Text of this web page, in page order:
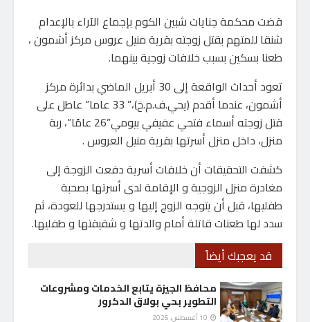
قضت محكمة جنايات شبين الكوم بإجماع الآراء بالإعدام
شنقا للمتهم بقتل زوجته بقرية منيل عروس مركز أشمون ،
طعنا بسكين بسبب خلافات زوجية بينهما.
تعود أحداث الواقعة إلى 30 أبريل الماضي بدائرة مركز
أشمون، عندما أقدم (يحي.ف.م.خ)،” 33 عاما” عاطل على
قتل زوجته أسماء فتحي عفيفي بيومي”26 عامًا”، ربة
منزل، داخل منزل أسرتها بقرية منيل العروس .
كشفت التحقيقات أن خلافات أسرية دفعت الزوجة إلى
مغادرة منزل الزوجية و الإقامة لدى أسرتها بصحبة
طفليها، قبل أن يتوجه الزوج إليها و يستدرجها للعودة، ثم
سدد لها طعنات قاتلة أمام والدتها و شقيقتها و طفليها.
قد يعجبك أيضاً
محافظ الجيزة يتابع الخدمات ومشروعات
التطوير بحي بولاق الدكرور